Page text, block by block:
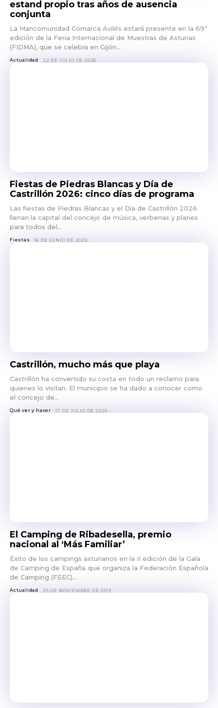
estand propio tras años de ausencia
conjunta
La Mancomunidad Comarca Avilés estará presente en la 69ª
edición de la Feria Internacional de Muestras de Asturias
(FIDMA), que se celebra en Gijón...
Actualidad 22 DE JULIO DE 2026
Fiestas de Piedras Blancas y Día de
Castrillón 2026: cinco días de programa
Las fiestas de Piedras Blancas y el Día de Castrillón 2026
llenan la capital del concejo de música, verbenas y planes
para todos del...
Fiestas 16 DE JUNIO DE 2026
Castrillón, mucho más que playa
Castrillón ha convertido su costa en todo un reclamo para
quienes lo visitan. El municipio se ha dado a conocer como
el concejo de...
Qué ver y hacer 17 DE JULIO DE 2020
El Camping de Ribadesella, premio
nacional al ‘Más Familiar’
Éxito de los campings asturianos en la II edición de la Gala
de Camping de España que organiza la Federación Española
de Camping (FEEC)...
Actualidad 25 DE NOVIEMBRE DE 2019